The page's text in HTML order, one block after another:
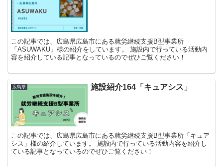
この記事では、広島県広島市にある就労継続支援B型事業所
「ASUWAKU」様の紹介をしています。 施設内で行っている活動内
容を紹介している記事となっているのでぜひご覧ください！
広島県 施設紹介164「キュアシス」
この記事では、広島県広島市にある就労継続支援B型事業所「キュア
シス」様の紹介しています。 施設内で行っている活動内容を紹介し
ている記事となっているのでぜひご覧ください！